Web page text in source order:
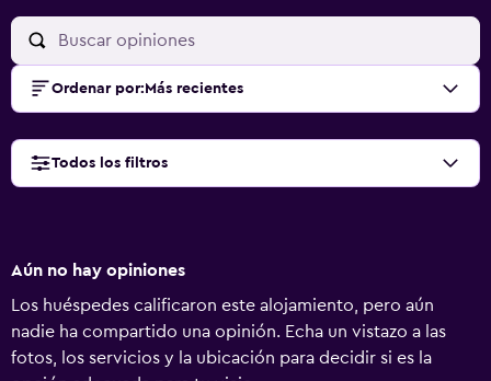
Ordenar por: Más recientes
Todos los filtros
Aún no hay opiniones
Los huéspedes calificaron este alojamiento, pero aún
nadie ha compartido una opinión. Echa un vistazo a las
fotos, los servicios y la ubicación para decidir si es la